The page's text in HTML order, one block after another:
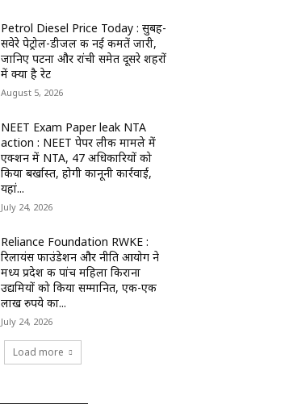
Petrol Diesel Price Today : सुबह-
सवेरे पेट्रोल-डीजल की नई कीमतें जारी,
जानिए पटना और रांची समेत दूसरे शहरों
में क्या है रेट
August 5, 2026
NEET Exam Paper leak NTA
action : NEET पेपर लीक मामले में
एक्शन में NTA, 47 अधिकारियों को
किया बर्खास्त, होगी कानूनी कार्रवाई,
यहां...
July 24, 2026
Reliance Foundation RWKE :
रिलायंस फाउंडेशन और नीति आयोग ने
मध्य प्रदेश की पांच महिला किराना
उद्यमियों को किया सम्मानित, एक-एक
लाख रुपये का...
July 24, 2026
Load more